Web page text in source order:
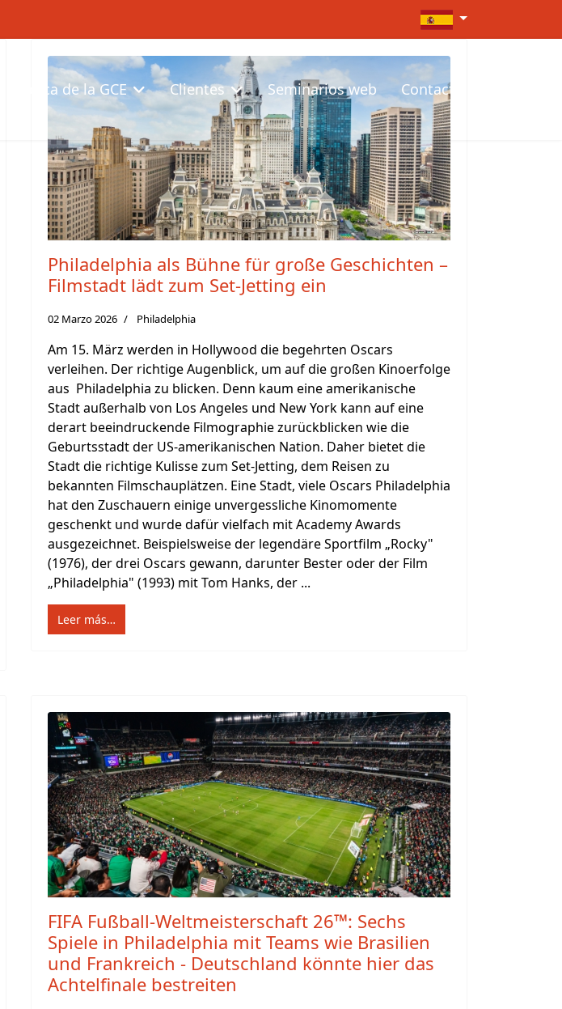
Seleccione su idioma
Acerca de la GCE Clientes Seminarios web Contacto
Philadelphia als Bühne für große Geschichten –
Filmstadt lädt zum Set-Jetting ein
02 Marzo 2026 Philadelphia
Am 15. März werden in Hollywood die begehrten Oscars
verleihen. Der richtige Augenblick, um auf die großen Kinoerfolge
aus Philadelphia zu blicken. Denn kaum eine amerikanische
Stadt außerhalb von Los Angeles und New York kann auf eine
derart beeindruckende Filmographie zurückblicken wie die
Geburtsstadt der US-amerikanischen Nation. Daher bietet die
Stadt die richtige Kulisse zum Set-Jetting, dem Reisen zu
bekannten Filmschauplätzen. Eine Stadt, viele Oscars Philadelphia
hat den Zuschauern einige unvergessliche Kinomomente
geschenkt und wurde dafür vielfach mit Academy Awards
ausgezeichnet. Beispielsweise der legendäre Sportfilm „Rocky"
(1976), der drei Oscars gewann, darunter Bester oder der Film
„Philadelphia" (1993) mit Tom Hanks, der ...
Leer más…
FIFA Fußball-Weltmeisterschaft 26™: Sechs
Spiele in Philadelphia mit Teams wie Brasilien
und Frankreich - Deutschland könnte hier das
Achtelfinale bestreiten